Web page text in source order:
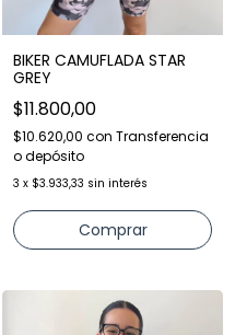
BIKER CAMUFLADA STAR
GREY
$11.800,00
$10.620,00 con Transferencia
o depósito
3 x $3.933,33 sin interés
Comprar